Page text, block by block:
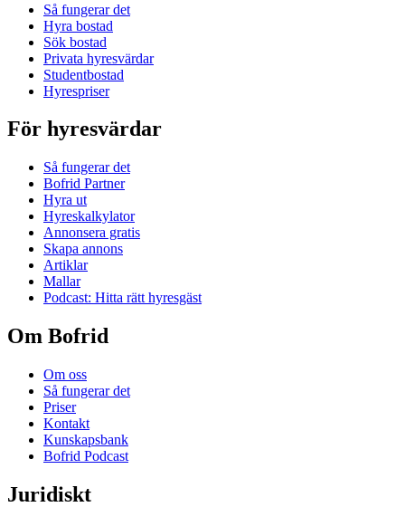
Så fungerar det
Hyra bostad
Sök bostad
Privata hyresvärdar
Studentbostad
Hyrespriser
För hyresvärdar
Så fungerar det
Bofrid Partner
Hyra ut
Hyreskalkylator
Annonsera gratis
Skapa annons
Artiklar
Mallar
Podcast: Hitta rätt hyresgäst
Om Bofrid
Om oss
Så fungerar det
Priser
Kontakt
Kunskapsbank
Bofrid Podcast
Juridiskt